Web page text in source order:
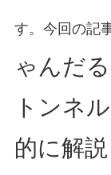
す。今回の記
ゃんだ
トンネ
的に解